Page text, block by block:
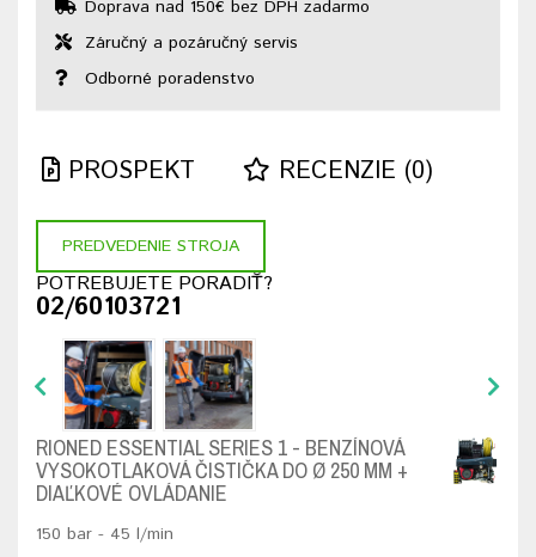
Doprava nad 150€ bez DPH zadarmo
Záručný a pozáručný servis
Odborné poradenstvo
PROSPEKT RECENZIE (0)
PREDVEDENIE STROJA
POTREBUJETE PORADIŤ?
02/60103721
RIONED ESSENTIAL SERIES 1 - BENZÍNOVÁ
VYSOKOTLAKOVÁ ČISTIČKA DO Ø 250 MM +
DIAĽKOVÉ OVLÁDANIE
150 bar - 45 l/min